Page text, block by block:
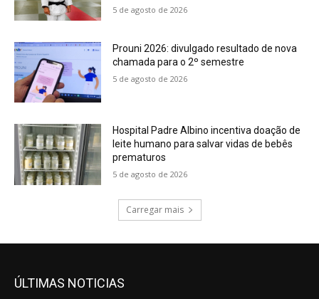
5 de agosto de 2026
Prouni 2026: divulgado resultado de nova
chamada para o 2º semestre
5 de agosto de 2026
Hospital Padre Albino incentiva doação de
leite humano para salvar vidas de bebês
prematuros
5 de agosto de 2026
Carregar mais
ÚLTIMAS NOTICIAS